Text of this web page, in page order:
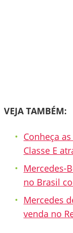
VEJA TAMBÉM:
Conheça
Classe E
Mercedes-
no Brasil
Mercedes
venda no